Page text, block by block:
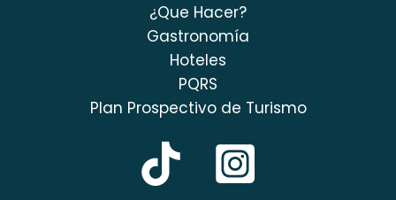
¿Que Hacer?
Gastronomía
Hoteles
PQRS
Plan Prospectivo de Turismo